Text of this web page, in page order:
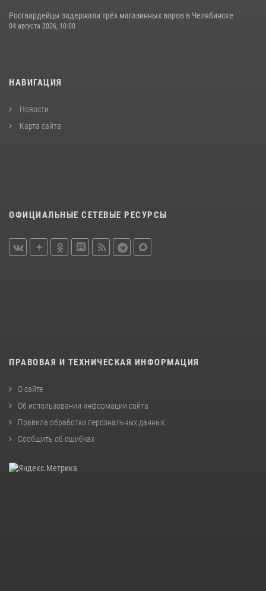
Росгвардейцы задержали трёх магазинных воров в Челябинске
04 августа 2026, 10:00
НАВИГАЦИЯ
Новости
Карта сайта
ОФИЦИАЛЬНЫЕ СЕТЕВЫЕ РЕСУРСЫ
ПРАВОВАЯ И ТЕХНИЧЕСКАЯ ИНФОРМАЦИЯ
О сайте
Об использовании информации сайта
Правила обработки персональных данных
Сообщить об ошибках